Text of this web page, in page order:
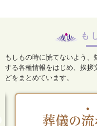
も
もしもの時に慌てないよう、
する各種情報をはじめ、 挨拶
どをまとめています。